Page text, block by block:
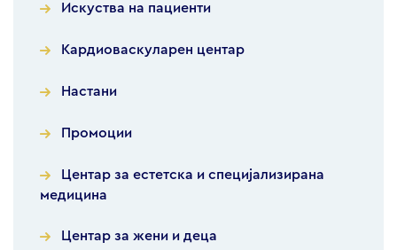
Искуства на пациенти
Кардиоваскуларен центар
Настани
Промоции
Центар за естетска и специјализирана
медицина
Центар за жени и деца